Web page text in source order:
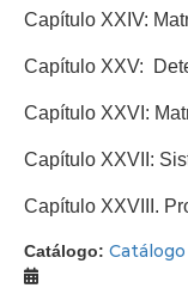
Capítulo XXIV:
Capítulo XXV:
Capítulo XXVI:
Capítulo XXVII:
Capítulo XXVIII.
Catálogo: